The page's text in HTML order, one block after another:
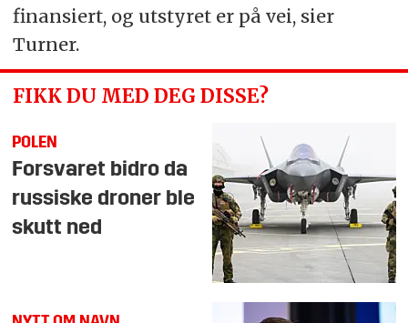
finansiert, og utstyret er på vei, sier
Turner.
FIKK DU MED DEG DISSE?
POLEN
Forsvaret bidro da
russiske droner ble
skutt ned